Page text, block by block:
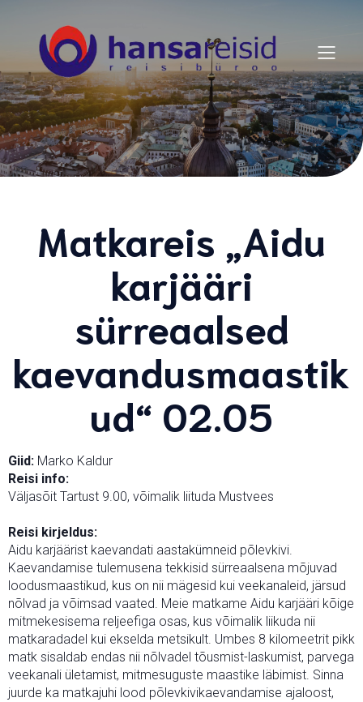
Matkareis „Aidu
karjääri
sürreaalsed
kaevandusmaastik
ud“ 02.05
Giid: Marko Kaldur
Reisi info:
Väljasõit Tartust 9.00, võimalik liituda Mustvees
Reisi kirjeldus:
Aidu karjäärist kaevandati aastakümneid põlevkivi.
Kaevandamise tulemusena tekkisid sürreaalsena mõjuvad
loodusmaastikud, kus on nii mägesid kui veekanaleid, järsud
nõlvad ja võimsad vaated. Meie matkame Aidu karjääri kõige
mitmekesisema reljeefiga osas, kus võimalik liikuda nii
matkaradadel kui ekselda metsikult. Umbes 8 kilomeetrit pikk
matk sisaldab endas nii nõlvadel tõusmist-laskumist, parvega
veekanali ületamist, mitmesuguste maastike läbimist. Sinna
juurde ka matkajuhi lood põlevkivikaevandamise ajaloost,